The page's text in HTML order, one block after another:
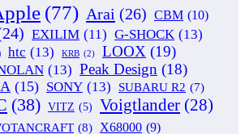
(77) Arai (26) CBM (10)
EXILIM (11) G-SHOCK (13)
htc (13) KRB (2) LOOX (19)
(13) Peak Design (18)
(15) SONY (13) SUBARU R2 (7)
(38) VITZ (5) Voigtlander (28)
(8) X68000 (9)